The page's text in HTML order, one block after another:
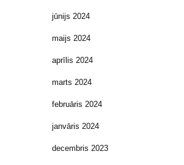
jūnijs 2024
maijs 2024
aprīlis 2024
marts 2024
februāris 2024
janvāris 2024
decembris 2023